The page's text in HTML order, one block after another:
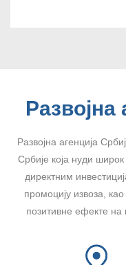
Развојна
Развојна агенција
Србије која нуди
директним
промоцију извоза,
позитивне ефекте на